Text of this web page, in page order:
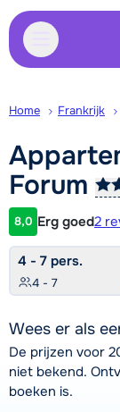
Home Frankrijk
Forum
8,0 Erg goed2
4 - 7 pers.
4 - 7
Wees er als
De prijzen voor
niet bekend.
boeken is.